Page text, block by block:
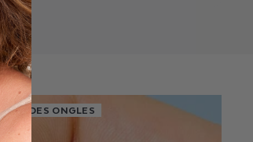
SOIN DES ONGLES